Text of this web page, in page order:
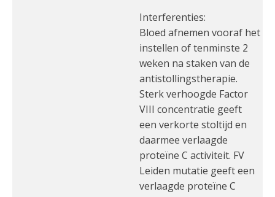
Interferenties:
Bloed afnemen vooraf het
instellen of tenminste 2
weken na staken van de
antistollingstherapie.
Sterk verhoogde Factor
VIII concentratie geeft
een verkorte stoltijd en
daarmee verlaagde
proteïne C activiteit. FV
Leiden mutatie geeft een
verlaagde proteïne C